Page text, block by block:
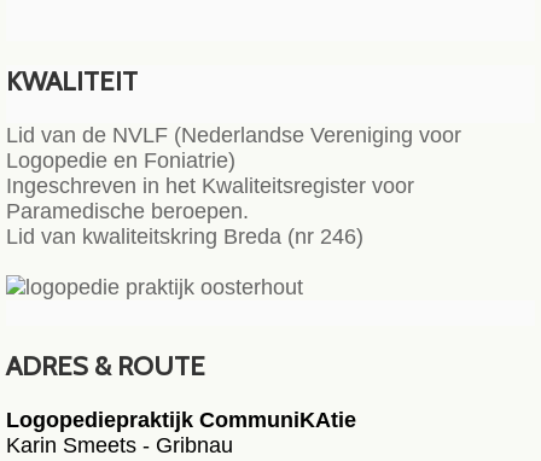
KWALITEIT
Lid van de NVLF (Nederlandse Vereniging voor
Logopedie en Foniatrie)
Ingeschreven in het Kwaliteitsregister voor
Paramedische beroepen.
Lid van kwaliteitskring Breda (nr 246)
ADRES & ROUTE
Logopediepraktijk CommuniKAtie
Karin Smeets - Gribnau